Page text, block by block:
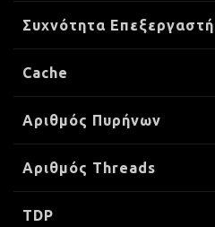
Συχνότητα Επεξεργαστή
Cache
Αριθμός Πυρήνων
Αριθμός Threads
TDP